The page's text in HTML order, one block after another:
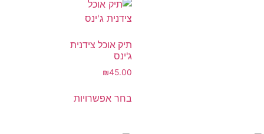
תיק אוכל צידנית
ג'ינס
₪45.00
בחר אפשרויות